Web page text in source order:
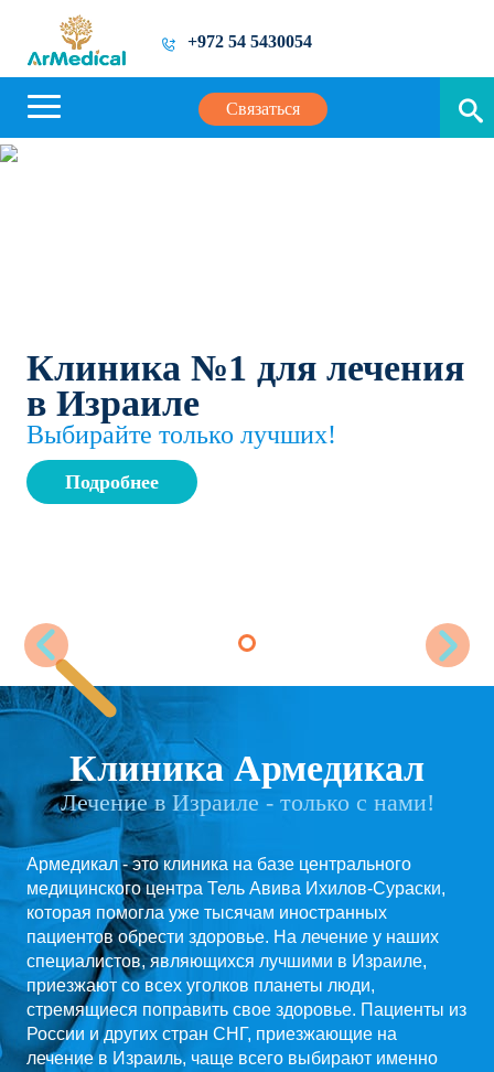
+972 54 5430054
Связаться
Клиника №1 для лечения
в Израиле
Выбирайте только лучших!
Подробнее
Клиника Армедикал
Лечение в Израиле - только с нами!
Армедикал - это клиника на базе центрального
медицинского центра Тель Авива Ихилов-Сураски,
которая помогла уже тысячам иностранных
пациентов обрести здоровье. На лечение у наших
специалистов, являющихся лучшими в Израиле,
приезжают со всех уголков планеты люди,
стремящиеся поправить свое здоровье. Пациенты из
России и других стран СНГ, приезжающие на
лечение в Израиль, чаще всего выбирают именно